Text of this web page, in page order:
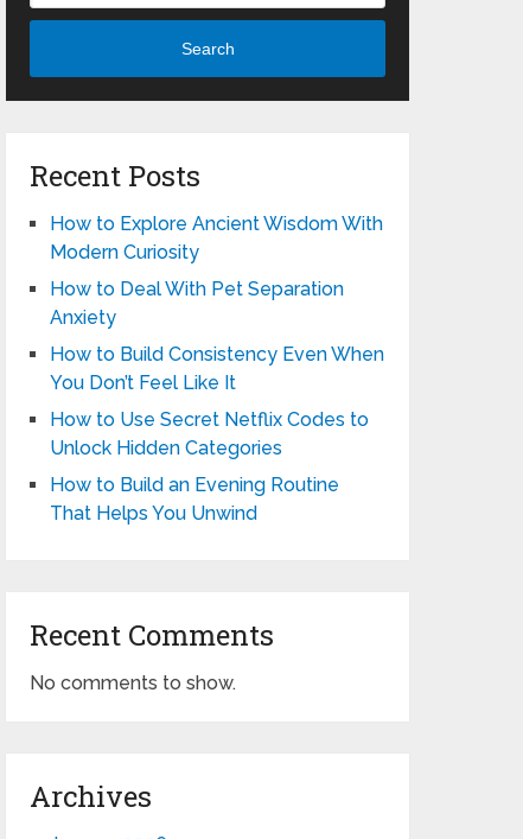
Search
Recent Posts
How to Explore Ancient Wisdom With
Modern Curiosity
How to Deal With Pet Separation
Anxiety
How to Build Consistency Even When
You Don’t Feel Like It
How to Use Secret Netflix Codes to
Unlock Hidden Categories
How to Build an Evening Routine
That Helps You Unwind
Recent Comments
No comments to show.
Archives